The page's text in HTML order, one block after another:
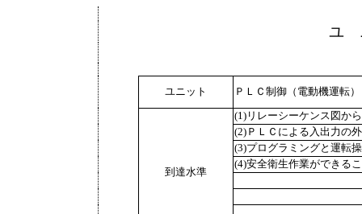
ユ
ユニット ＰＬＣ制御（電動機運転）
到達水準
(1)リレーシーケンス図か
(2)ＰＬＣによる入出力の
(3)プログラミングと運転
(4)安全衛生作業ができる